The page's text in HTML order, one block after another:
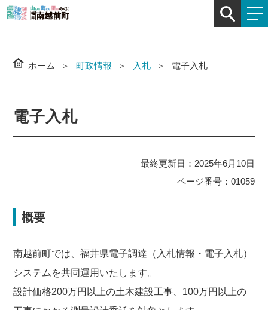
ホーム 町政情報 入札 電子入札
電子入札
最終更新日：2025年6月10日
ページ番号：01059
概要
南越前町では、福井県電子調達（入札情報・電子入札）
システムを共同運用いたします。
設計価格200万円以上の土木建設工事、100万円以上の